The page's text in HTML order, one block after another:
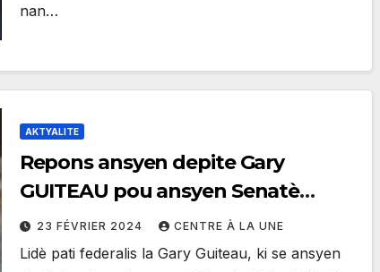
nan…
AKTYALITE
Repons ansyen depite Gary
GUITEAU pou ansyen Senatè
Edmonde Supplice Bauzile.
23 FÉVRIER 2024 CENTRE À LA UNE
Lidè pati federalis la Gary Guiteau, ki se ansyen